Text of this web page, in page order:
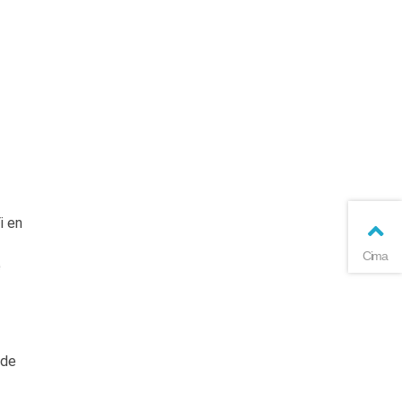
en
Cima